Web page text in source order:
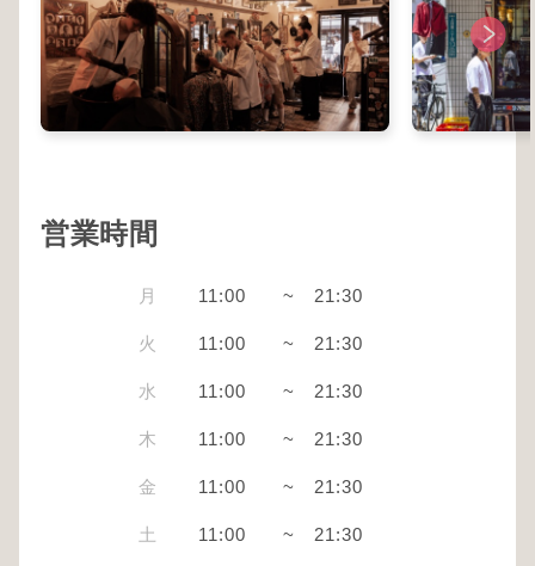
営業時間
月 11:00 ~ 21:30
火 11:00 ~ 21:30
水 11:00 ~ 21:30
木 11:00 ~ 21:30
金 11:00 ~ 21:30
土 11:00 ~ 21:30